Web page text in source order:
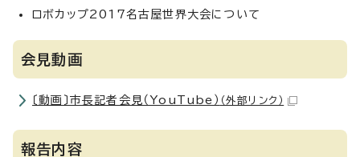
ロボカップ2017名古屋世界大会について
会見動画
〔動画〕市長記者会見（YouTube） （外部リンク）
報告内容